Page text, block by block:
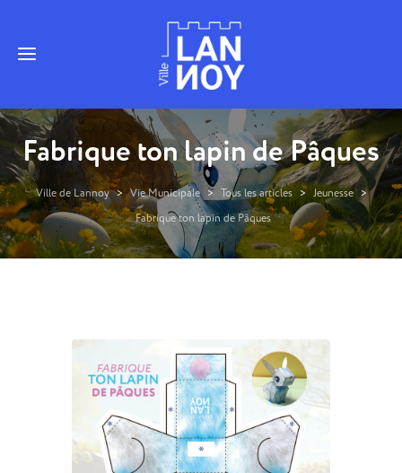
Fabrique ton lapin de Pâques
Ville de Lannoy > Vie Municipale > Tous les articles > Jeunesse >
Fabrique ton lapin de Pâques